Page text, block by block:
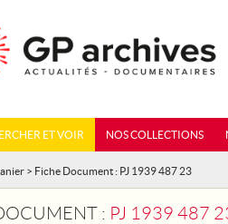
ET VOIR NOS COLLECTIONS
> Fiche Document : PJ 1939 487 23
: PJ 1939 487